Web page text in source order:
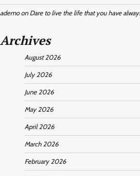
ademoon Dare to live the life that you have
Archives
August 2026
July 2026
June 2026
May 2026
April 2026
March 2026
February 2026